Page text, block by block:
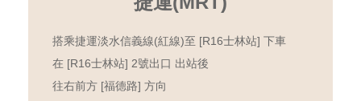
搭乘捷運淡水信義線(紅線)至 [R16士林站] 下車
在 [R16士林站] 2號出口 出站後
往右前方 [福德路] 方向